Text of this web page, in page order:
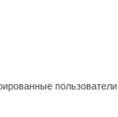
пользователи.